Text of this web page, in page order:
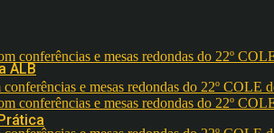
ALB
conferências e mesas redondas do 22º